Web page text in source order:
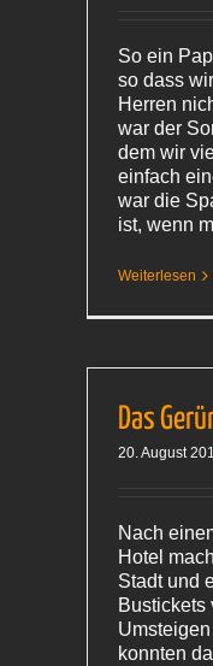
So ein
so dass
Herren
war der
dem wir
einfach
war die
ist, wenn
Weiterlesen
Das
20. August
Nach
Hotel
Stadt und
Bustickets
konnten